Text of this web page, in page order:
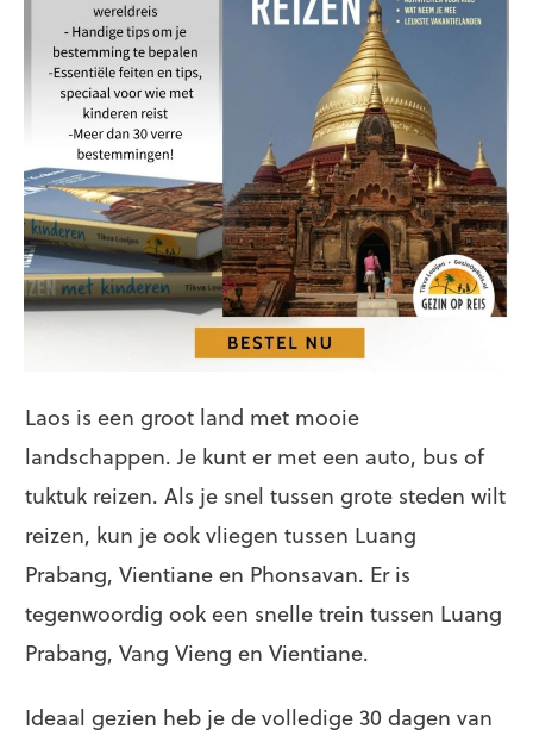
Laos is een groot land met mooie
landschappen. Je kunt er met een auto, bus of
tuktuk reizen. Als je snel tussen grote steden wilt
reizen, kun je ook vliegen tussen Luang
Prabang, Vientiane en Phonsavan. Er is
tegenwoordig ook een snelle trein tussen Luang
Prabang, Vang Vieng en Vientiane.
Ideaal gezien heb je de volledige 30 dagen van